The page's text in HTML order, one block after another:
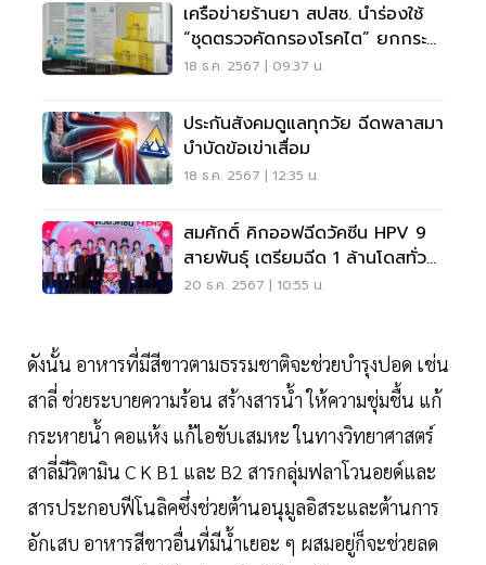
เครือข่ายร้านยา สปสช. นำร่องใช้
“ชุดตรวจคัดกรองโรคไต” ยกกระ
ดับสุขภาวะคนไทย
18 ธ.ค. 2567 | 09:37 น.
ประกันสังคมดูแลทุกวัย ฉีดพลาสมา
บำบัดข้อเข่าเสื่อม
18 ธ.ค. 2567 | 12:35 น.
สมศักดิ์ คิกออฟฉีดวัคซีน HPV 9
สายพันธุ์ เตรียมฉีด 1 ล้านโดสทั่ว
ประเทศ
20 ธ.ค. 2567 | 10:55 น.
ดังนั้น อาหารที่มีสีขาวตามธรรมชาติจะช่วยบำรุงปอด เช่น
สาลี่ ช่วยระบายความร้อน สร้างสารน้ำ ให้ความชุ่มชื้น แก้
กระหายน้ำ คอแห้ง แก้ไอขับเสมหะ ในทางวิทยาศาสตร์
สาลี่มีวิตามิน C K B1 และ B2 สารกลุ่มฟลาโวนอยด์และ
สารประกอบฟีโนลิคซึ่งช่วยต้านอนุมูลอิสระและต้านการ
อักเสบ อาหารสีขาวอื่นที่มีน้ำเยอะ ๆ ผสมอยู่ก็จะช่วยลด